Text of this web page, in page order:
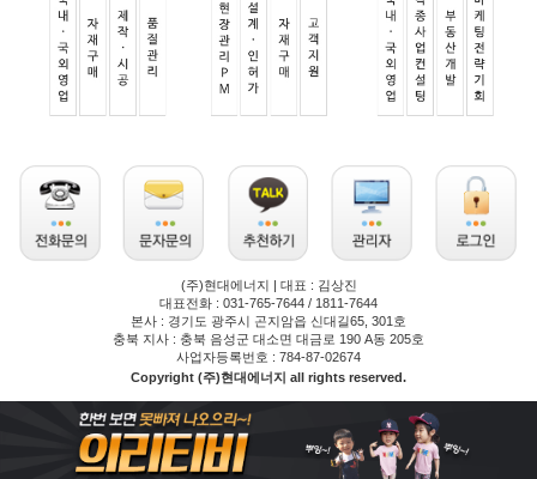
(주)현대에너지 | 대표 : 김상진
대표전화 : 031-765-7644 / 1811-7644
본사 : 경기도 광주시 곤지암읍 신대길65, 301호
충북 지사 : 충북 음성군 대소면 대금로 190 A동 205호
사업자등록번호 : 784-87-02674
Copyright (주)현대에너지 all rights reserved.